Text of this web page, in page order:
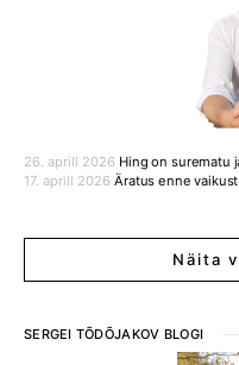
Hing on surematu
26. aprill 2026
Äratus enne vaikust
17. aprill 2026
Näita
SERGEI TÕDÕJAKOV BLOGI